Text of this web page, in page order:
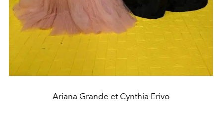
Ariana Grande et Cynthia Erivo